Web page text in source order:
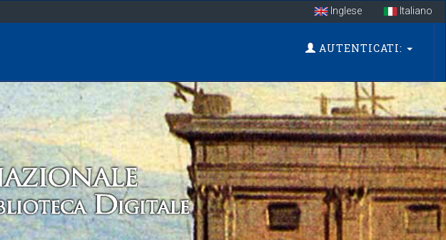
Inglese Italiano
AUTENTICATI: